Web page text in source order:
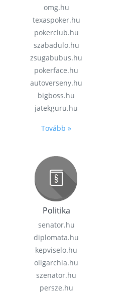
omg.hu
texaspoker.hu
pokerclub.hu
szabadulo.hu
zsugabubus.hu
pokerface.hu
autoverseny.hu
bigboss.hu
jatekguru.hu
Tovább »
Politika
senator.hu
diplomata.hu
kepviselo.hu
oligarchia.hu
szenator.hu
persze.hu